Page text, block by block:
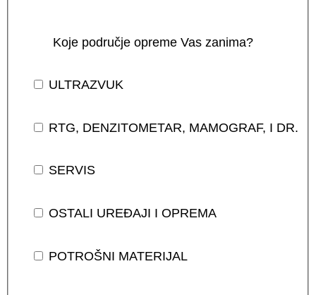
Koje područje opreme Vas zanima?
ULTRAZVUK
RTG, DENZITOMETAR, MAMOGRAF, I DR.
SERVIS
OSTALI UREĐAJI I OPREMA
POTROŠNI MATERIJAL